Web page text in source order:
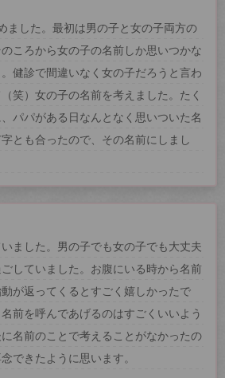
ました。最初は男の子と女の子両方の
ころから女の子の名前しか思いつかな
健診で間違いなく女の子だろうと言わ
笑）女の子の名前を考えました。たく
パパがある日なんとなく思いついた名
とも合ったので、その名前にしまし
ました。男の子でも女の子でも大丈夫
していました。お腹にいる時から名前
が返ってくるとすごく嬉しかったで
前を呼んであげるのはすごくいいよう
名前のことで考えることがなかったの
できたように思います。